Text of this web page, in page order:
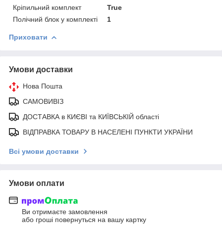
Кріпильний комплект
True
Полічний блок у комплекті
1
Приховати
Умови доставки
Нова Пошта
САМОВИВІЗ
ДОСТАВКА в КИЄВІ та КИЇВСЬКІЙ області
ВІДПРАВКА ТОВАРУ В НАСЕЛЕНІ ПУНКТИ УКРАЇНИ
Всі умови доставки
Умови оплати
Ви отримаєте замовлення
або гроші повернуться на вашу картку